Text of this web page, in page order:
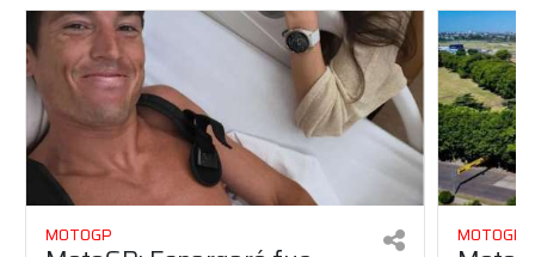
MOTOGP MOTOGP